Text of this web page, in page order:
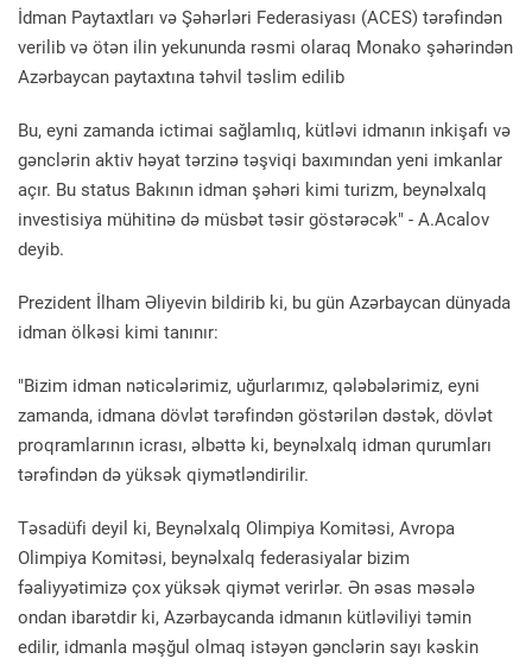
İdman Paytaxtları və Şəhərləri Federasiyası (ACES) tərəfindən
verilib və ötən ilin yekununda rəsmi olaraq Monako şəhərindən
Azərbaycan paytaxtına təhvil təslim edilib
Bu, eyni zamanda ictimai sağlamlıq, kütləvi idmanın inkişafı və
gənclərin aktiv həyat tərzinə təşviqi baxımından yeni imkanlar
açır. Bu status Bakının idman şəhəri kimi turizm, beynəlxalq
investisiya mühitinə də müsbət təsir göstərəcək" - A.Acalov
deyib.
Prezident İlham Əliyevin bildirib ki, bu gün Azərbaycan dünyada
idman ölkəsi kimi tanınır:
"Bizim idman nəticələrimiz, uğurlarımız, qələbələrimiz, eyni
zamanda, idmana dövlət tərəfindən göstərilən dəstək, dövlət
proqramlarının icrası, əlbəttə ki, beynəlxalq idman qurumları
tərəfindən də yüksək qiymətləndirilir.
Təsadüfi deyil ki, Beynəlxalq Olimpiya Komitəsi, Avropa
Olimpiya Komitəsi, beynəlxalq federasiyalar bizim
fəaliyyətimizə çox yüksək qiymət verirlər. Ən əsas məsələ
ondan ibarətdir ki, Azərbaycanda idmanın kütləviliyi təmin
edilir, idmanla məşğul olmaq istəyən gənclərin sayı kəskin